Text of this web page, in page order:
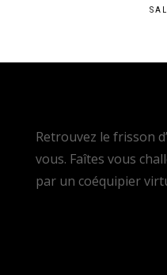
Retrouvez le frisson
vous. Faîtes vous
par un coéquipier